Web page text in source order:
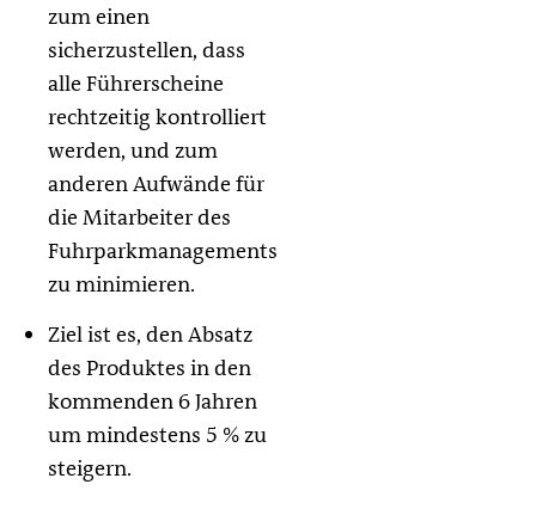
zum einen
sicherzustellen, dass
alle Führerscheine
rechtzeitig kontrolliert
werden, und zum
anderen Aufwände für
die Mitarbeiter des
Fuhrparkmanagements
zu minimieren.
Ziel ist es, den Absatz
des Produktes in den
kommenden 6 Jahren
um mindestens 5 % zu
steigern.